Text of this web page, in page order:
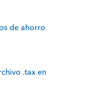
de ahorro
.tax en